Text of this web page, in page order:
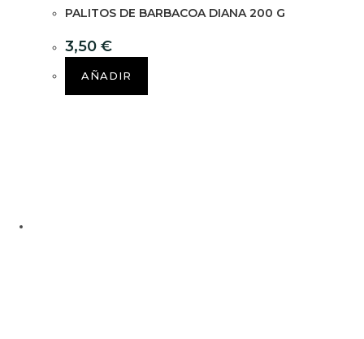
PALITOS DE BARBACOA DIANA 200 G
3,50 €
AÑADIR